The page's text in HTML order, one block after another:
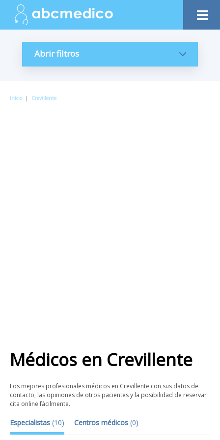
Abrir filtros
Inicio | Crevillente
Médicos en Crevillente
Los mejores profesionales médicos en Crevillente con sus datos de
contacto, las opiniones de otros pacientes y la posibilidad de reservar
cita online fácilmente.
Especialistas (10) Centros médicos (0)